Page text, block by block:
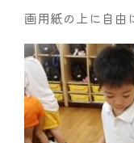
画用紙の上に自由